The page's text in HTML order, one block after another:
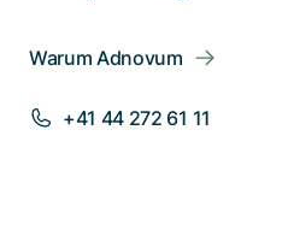
Warum Adnovum
+41 44 272 61 11